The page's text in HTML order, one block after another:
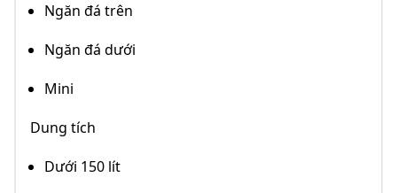
Ngăn đá trên
Ngăn đá dưới
Mini
Dung tích
Dưới 150 lít